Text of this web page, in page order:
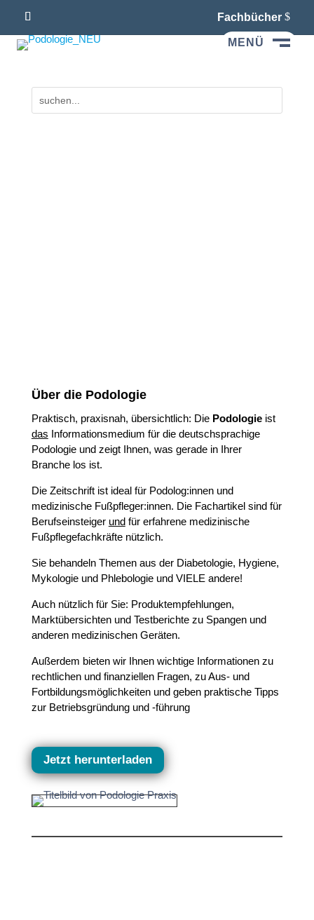
Fachbücher
MENÜ
Über die Podologie
Praktisch, praxisnah, übersichtlich: Die Podologieist
das Informationsmedium für die deutschsprachige
Podologie und zeigt Ihnen, was gerade in Ihrer
Branche los ist.
Die Zeitschrift ist ideal für Podolog:innen und
medizinische Fußpfleger:innen. Die Fachartikel sind für
Berufseinsteiger undfür erfahrene medizinische
Fußpflegefachkräfte nützlich.
Sie behandeln Themen aus der Diabetologie, Hygiene,
Mykologie und Phlebologie und VIELE andere!
Auch nützlich für Sie: Produktempfehlungen,
Marktübersichten und Testberichte zu Spangen und
anderen medizinischen Geräten.
Außerdem bieten wir Ihnen wichtige Informationen zu
rechtlichen und finanziellen Fragen, zu Aus- und
Fortbildungsmöglichkeiten und geben praktische Tipps
zur Betriebsgründung und -führung
Jetzt herunterladen